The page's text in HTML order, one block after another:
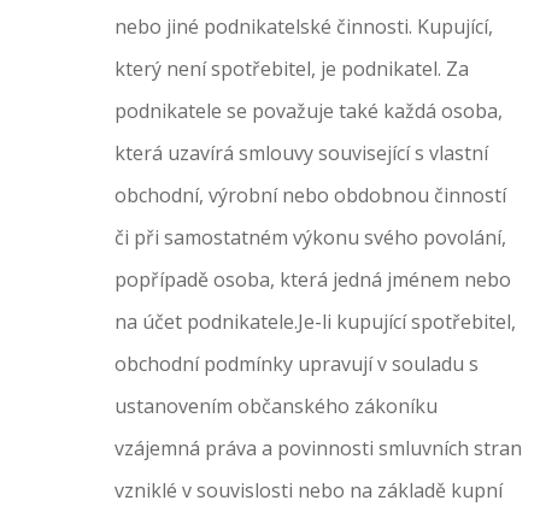
nebo jiné podnikatelské činnosti. Kupující,
který není spotřebitel, je podnikatel. Za
podnikatele se považuje také každá osoba,
která uzavírá smlouvy související s vlastní
obchodní, výrobní nebo obdobnou činností
či při samostatném výkonu svého povolání,
popřípadě osoba, která jedná jménem nebo
na účet podnikatele.Je-li kupující spotřebitel,
obchodní podmínky upravují v souladu s
ustanovením občanského zákoníku
vzájemná práva a povinnosti smluvních stran
vzniklé v souvislosti nebo na základě kupní